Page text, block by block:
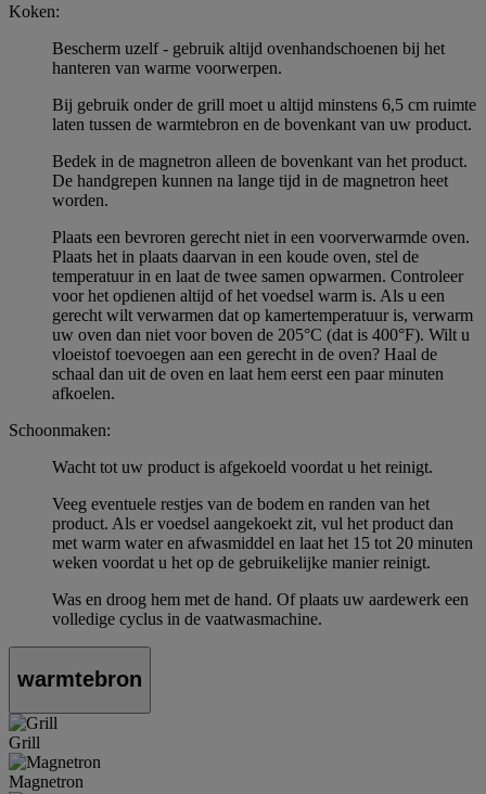
Koken:
Bescherm uzelf - gebruik altijd ovenhandschoenen bij het
hanteren van warme voorwerpen.
Bij gebruik onder de grill moet u altijd minstens 6,5 cm ruimte
laten tussen de warmtebron en de bovenkant van uw product.
Bedek in de magnetron alleen de bovenkant van het product.
De handgrepen kunnen na lange tijd in de magnetron heet
worden.
Plaats een bevroren gerecht niet in een voorverwarmde oven.
Plaats het in plaats daarvan in een koude oven, stel de
temperatuur in en laat de twee samen opwarmen. Controleer
voor het opdienen altijd of het voedsel warm is. Als u een
gerecht wilt verwarmen dat op kamertemperatuur is, verwarm
uw oven dan niet voor boven de 205°C (dat is 400°F). Wilt u
vloeistof toevoegen aan een gerecht in de oven? Haal de
schaal dan uit de oven en laat hem eerst een paar minuten
afkoelen.
Schoonmaken:
Wacht tot uw product is afgekoeld voordat u het reinigt.
Veeg eventuele restjes van de bodem en randen van het
product. Als er voedsel aangekoekt zit, vul het product dan
met warm water en afwasmiddel en laat het 15 tot 20 minuten
weken voordat u het op de gebruikelijke manier reinigt.
Was en droog hem met de hand. Of plaats uw aardewerk een
volledige cyclus in de vaatwasmachine.
warmtebron
Grill
Magnetron